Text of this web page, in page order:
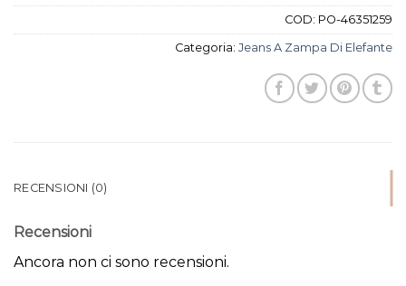
COD: PO-46351259
Categoria: Jeans A Zampa Di Elefante
RECENSIONI (0)
Recensioni
Ancora non ci sono recensioni.